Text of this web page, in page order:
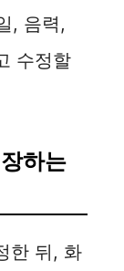
, 음력,
수정할
하는
한 뒤, 화